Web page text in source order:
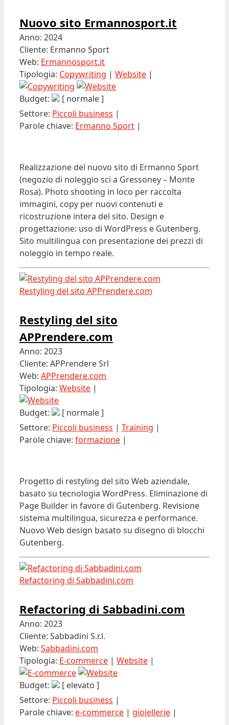
Nuovo sito Ermannosport.it
Anno: 2024
Cliente: Ermanno Sport
Web: Ermannosport.it
Tipologia: Copywriting | Website |
Budget:
[ normale ]
Settore: Piccoli business |
Parole chiave: Ermanno Sport |
Realizzazione del nuovo sito di Ermanno Sport
(negozio di noleggio sci a Gressoney – Monte
Rosa). Photo shooting in loco per raccolta
immagini, copy per nuovi contenuti e
ricostruzione intera del sito. Design e
progettazione: uso di WordPress e Gutenberg.
Sito multilingua con presentazione dei prezzi di
noleggio in tempo reale.
Restyling del sito APPrendere.com
Restyling del sito
APPrendere.com
Anno: 2023
Cliente: APPrendere Srl
Web: APPrendere.com
Tipologia: Website |
Budget:
[ normale ]
Settore: Piccoli business | Training |
Parole chiave: formazione |
Progetto di restyling del sito Web aziendale,
basato su tecnologia WordPress. Eliminazione di
Page Builder in favore di Gutenberg. Revisione
sistema multilingua, sicurezza e performance.
Nuovo Web design basato su disegno di blocchi
Gutenberg.
Refactoring di Sabbadini.com
Refactoring di Sabbadini.com
Anno: 2023
Cliente: Sabbadini S.r.l.
Web: Sabbadini.com
Tipologia: E-commerce | Website |
Budget:
[ elevato ]
Settore: Piccoli business |
Parole chiave: e-commerce | gioiellerie |